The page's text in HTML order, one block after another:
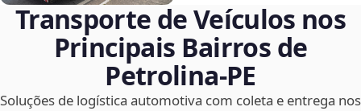
Transporte de Veículos nos
Principais Bairros de
Petrolina‑PE
Soluções de logística automotiva com coleta e entrega nos